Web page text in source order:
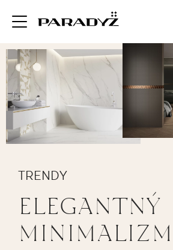
PRE
ELEGANTNÝ
TRENDY